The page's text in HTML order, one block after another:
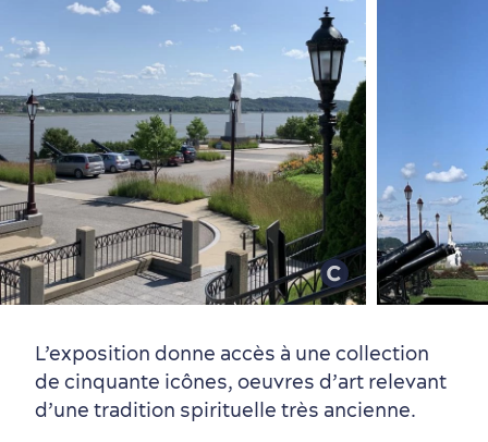
Vieux-Québec
Incontournables
7 expériences gourmandes
Où dormir?
Forfaits et rabais
L’exposition donne accès à une collection
de cinquante icônes, oeuvres d’art relevant
d’une tradition spirituelle très ancienne.